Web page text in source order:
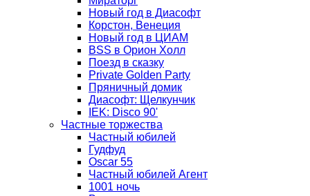
Новый год в Диасофт
Корстон, Венеция
Новый год в ЦИАМ
BSS в Орион Холл
Поезд в сказку
Private Golden Party
Пряничный домик
Диасофт: Щелкунчик
IEK: Disco 90'
Частные торжества
Частный юбилей
Гудфуд
Oscar 55
Частный юбилей Агент
1001 ночь